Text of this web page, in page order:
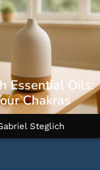
Essential Oils:
Chakras
Steglich